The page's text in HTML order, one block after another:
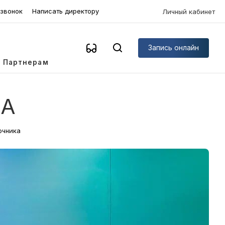
Написать директору Личный кабинет
Партнерам
Запись онлайн